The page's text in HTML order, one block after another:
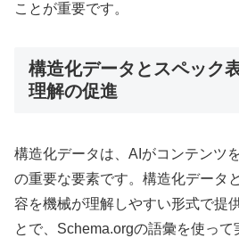
ことが重要です。
構造化データとスペック
理解の促進
構造化データは、AIがコンテンツ
の重要な要素です。構造化データ
容を機械が理解しやすい形式で提
とで、Schema.orgの語彙を使っ